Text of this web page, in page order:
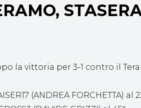
la vittoria per 3-1 contro il
(ANDREA FORCHETTA)